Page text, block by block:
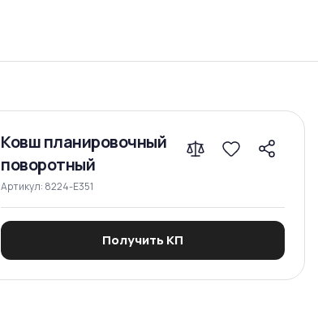
Сравнение
Ковш планировочный
поворотный
Артикул: 8224-E351
Получить КП